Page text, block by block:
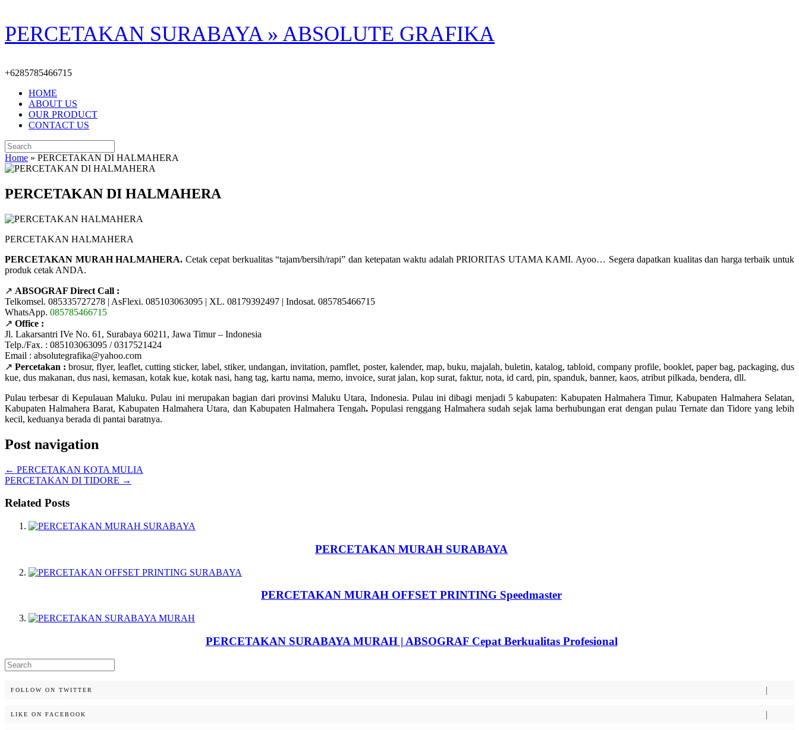
Skip
to
content
PERCETAKAN SURABAYA » ABSOLUTE GRAFIKA
+6285785466715
HOME
ABOUT US
OUR PRODUCT
CONTACT US
Search
for:
Home » PERCETAKAN DI HALMAHERA
PERCETAKAN DI HALMAHERA
PERCETAKAN HALMAHERA
PERCETAKAN MURAH HALMAHERA. Cetak cepat berkualitas “tajam/bersih/rapi” dan ketepatan waktu adalah PRIORITAS UTAMA KAMI. Ayoo… Segera dapatkan kualitas dan harga terbaik untuk
produk cetak ANDA.
↗️ ABSOGRAF Direct Call :
Telkomsel. 085335727278 | AsFlexi. 085103063095 | XL. 08179392497 | Indosat. 085785466715
WhatsApp. 085785466715
↗️ Office :
Jl. Lakarsantri IVe No. 61, Surabaya 60211, Jawa Timur – Indonesia
Telp./Fax. : 085103063095 / 0317521424
Email : absolutegrafika@yahoo.com
↗️Percetakan : brosur, flyer, leaflet, cutting sticker, label, stiker, undangan, invitation, pamflet, poster, kalender, map, buku, majalah, buletin, katalog, tabloid, company profile, booklet, paper bag, packaging, dus
kue, dus makanan, dus nasi, kemasan, kotak kue, kotak nasi, hang tag, kartu nama, memo, invoice, surat jalan, kop surat, faktur, nota, id card, pin, spanduk, banner, kaos, atribut pilkada, bendera, dll.
Pulau terbesar di Kepulauan Maluku. Pulau ini merupakan bagian dari provinsi Maluku Utara, Indonesia. Pulau ini dibagi menjadi 5 kabupaten: Kabupaten Halmahera Timur, Kabupaten Halmahera Selatan,
Kabupaten Halmahera Barat, Kabupaten Halmahera Utara, dan Kabupaten Halmahera Tengah. Populasi renggang Halmahera sudah sejak lama berhubungan erat dengan pulau Ternate dan Tidore yang lebih
kecil, keduanya berada di pantai baratnya.
Post navigation
← PERCETAKAN KOTA MULIA
PERCETAKAN DI TIDORE →
Related Posts
PERCETAKAN MURAH SURABAYA
PERCETAKAN MURAH OFFSET PRINTING Speedmaster
PERCETAKAN SURABAYA MURAH | ABSOGRAF Cepat Berkualitas Profesional
Search
for:
FOLLOW ON TWITTER
LIKE ON FACEBOOK